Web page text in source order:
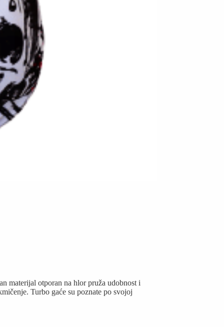
materijal otporan na hlor pruža udobnost i
Turbo gaće su poznate po svojoj